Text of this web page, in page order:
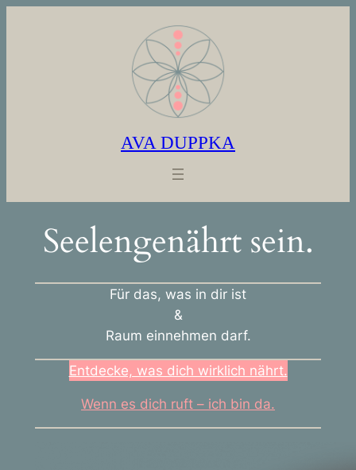
AVA DUPPKA
Seelengenährt sein.
Für das, was in dir ist
&
Raum einnehmen darf.
Entdecke, was dich wirklich nährt.
Wenn es dich ruft – ich bin da.